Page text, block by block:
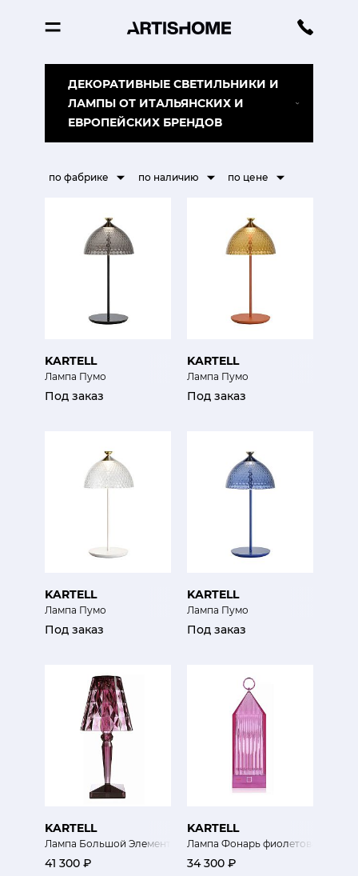
ДЕКОРАТИВНЫЕ СВЕТИЛЬНИКИ И
ЛАМПЫ ОТ ИТАЛЬЯНСКИХ И
ЕВРОПЕЙСКИХ БРЕНДОВ
по фабрике по наличию по цене
KARTELL
Лампа Пумо
Под заказ
KARTELL
Лампа Пумо
Под заказ
KARTELL
Лампа Пумо
Под заказ
KARTELL
Лампа Пумо
Под заказ
KARTELL
Лампа Большой Элемент
41 300 ₽
KARTELL
Лампа Фонарь фиолетовая
34 300 ₽